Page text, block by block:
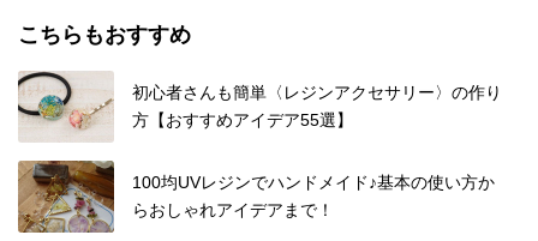
こちらもおすすめ
初心者さんも簡単〈レジンアクセサリー〉の作り
方【おすすめアイデア55選】
100均UVレジンでハンドメイド♪基本の使い方か
らおしゃれアイデアまで！